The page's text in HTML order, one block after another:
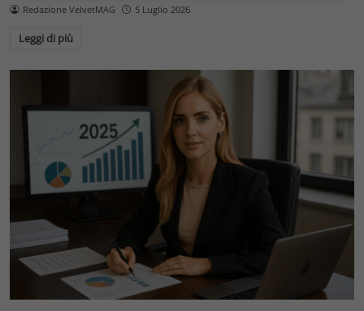
Redazione VelvetMAG 5 Luglio 2026
Leggi di più